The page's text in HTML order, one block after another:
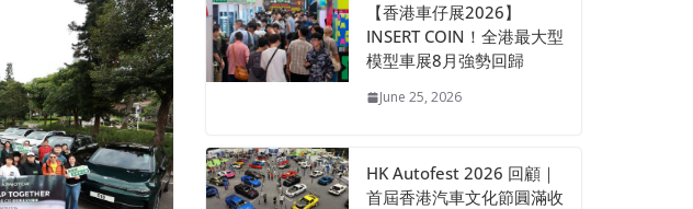
【香港車仔展2026】
INSERT COIN！全港最大型
模型車展8月強勢回歸
June 25, 2026
HK Autofest 2026 回顧｜
首屆香港汽車文化節圓滿收